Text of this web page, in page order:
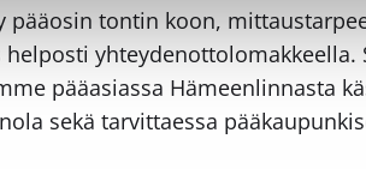
pääosin tontin koon,
pääasiassa Hämeenlinnasta
sekä tarvittaessa